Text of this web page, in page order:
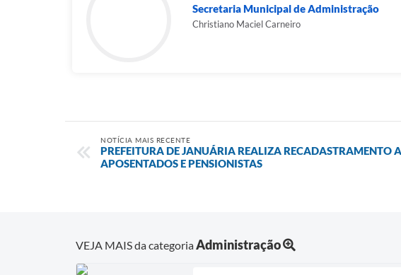
Secretaria Municipal de Administração
Christiano Maciel Carneiro
NOTÍCIA MAIS RECENTE
PREFEITURA DE JANUÁRIA REALIZA RECADASTRAMENTO
APOSENTADOS E PENSIONISTAS
VEJA MAIS da categoriaAdministração